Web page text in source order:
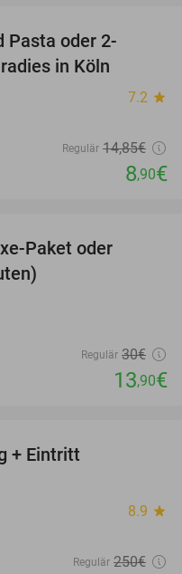
Pasta oder 2-
in Köln
7.2 star
Regulär 14,85€
8,90€
Paket oder
Regulär 30€
13,90€
+ Eintritt
8.9 star
Regulär 250€